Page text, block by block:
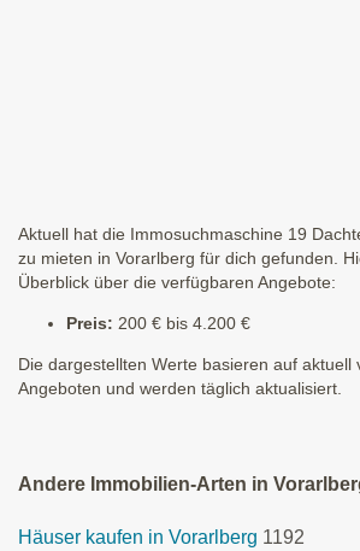
Aktuell hat die Immosuchmaschine 19
zu mieten in Vorarlberg für dich gefunden.
Überblick über die verfügbaren Angebote:
Preis: 200 € bis 4.200 €
Die dargestellten Werte basieren auf aktuell
Angeboten und werden täglich aktualisiert.
Andere Immobilien-Arten in
Häuser kaufen in Vorarlberg 1192